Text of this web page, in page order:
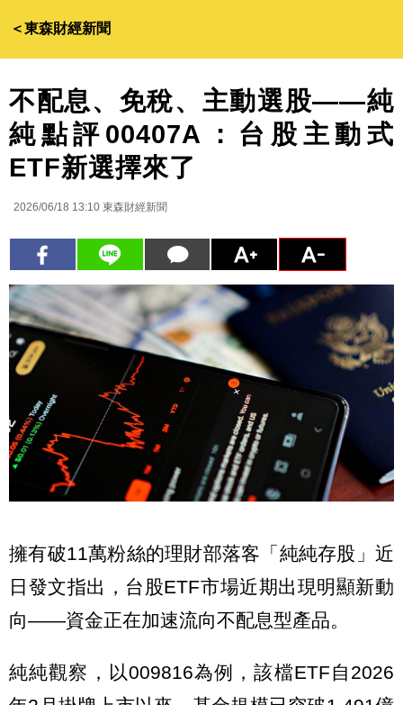
＜東森財經新聞
不配息、免稅、主動選股——純
純點評00407A：台股主動式
ETF新選擇來了
2026/06/18 13:10 東森財經新聞
擁有破11萬粉絲的理財部落客「純純存股」近
日發文指出，台股ETF市場近期出現明顯新動
向——資金正在加速流向不配息型產品。
純純觀察，以009816為例，該檔ETF自2026